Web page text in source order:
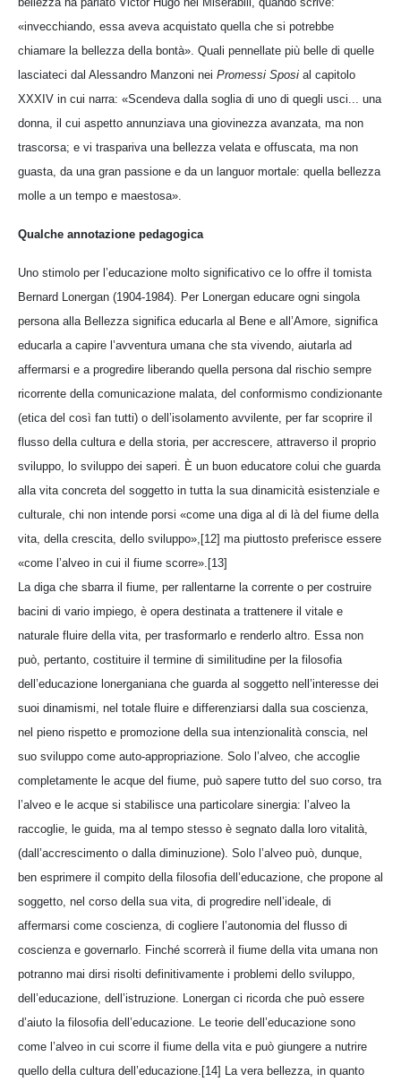
«invecchiando, essa aveva acquistato quella che si potrebbe
chiamare la bellezza della bontà». Quali pennellate più belle di quelle
lasciateci dal Alessandro Manzoni nei Promessi Sposi al capitolo
XXXIV in cui narra: «Scendeva dalla soglia di uno di quegli usci... una
donna, il cui aspetto annunziava una giovinezza avanzata, ma non
trascorsa; e vi traspariva una bellezza velata e offuscata, ma non
guasta, da una gran passione e da un languor mortale: quella bellezza
molle a un tempo e maestosa».
Qualche annotazione pedagogica
Uno stimolo per l’educazione molto significativo ce lo offre il tomista
Bernard Lonergan (1904-1984). Per Lonergan educare ogni singola
persona alla Bellezza significa educarla al Bene e all’Amore, significa
educarla a capire l’avventura umana che sta vivendo, aiutarla ad
affermarsi e a progredire liberando quella persona dal rischio sempre
ricorrente della comunicazione malata, del conformismo condizionante
(etica del così fan tutti) o dell’isolamento avvilente, per far scoprire il
flusso della cultura e della storia, per accrescere, attraverso il proprio
sviluppo, lo sviluppo dei saperi. È un buon educatore colui che guarda
alla vita concreta del soggetto in tutta la sua dinamicità esistenziale e
culturale, chi non intende porsi «come una diga al di là del fiume della
vita, della crescita, dello sviluppo»,[12] ma piuttosto preferisce essere
«come l’alveo in cui il fiume scorre».[13]
La diga che sbarra il fiume, per rallentarne la corrente o per costruire
bacini di vario impiego, è opera destinata a trattenere il vitale e
naturale fluire della vita, per trasformarlo e renderlo altro. Essa non
può, pertanto, costituire il termine di similitudine per la filosofia
dell’educazione lonerganiana che guarda al soggetto nell’interesse dei
suoi dinamismi, nel totale fluire e differenziarsi dalla sua coscienza,
nel pieno rispetto e promozione della sua intenzionalità conscia, nel
suo sviluppo come auto-appropriazione. Solo l’alveo, che accoglie
completamente le acque del fiume, può sapere tutto del suo corso, tra
l’alveo e le acque si stabilisce una particolare sinergia: l’alveo la
raccoglie, le guida, ma al tempo stesso è segnato dalla loro vitalità,
(dall’accrescimento o dalla diminuzione). Solo l’alveo può, dunque,
ben esprimere il compito della filosofia dell’educazione, che propone al
soggetto, nel corso della sua vita, di progredire nell’ideale, di
affermarsi come coscienza, di cogliere l’autonomia del flusso di
coscienza e governarlo. Finché scorrerà il fiume della vita umana non
potranno mai dirsi risolti definitivamente i problemi dello sviluppo,
dell’educazione, dell’istruzione. Lonergan ci ricorda che può essere
d’aiuto la filosofia dell’educazione. Le teorie dell’educazione sono
come l’alveo in cui scorre il fiume della vita e può giungere a nutrire
quello della cultura dell’educazione.[14] La vera bellezza, in quanto